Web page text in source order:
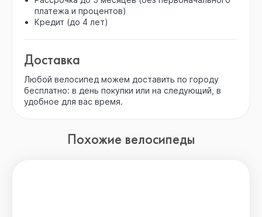
платежа и процентов)
Кредит (до 4 лет)
Доставка
Любой велосипед можем доставить по городу
бесплатно: в день покупки или на следующий, в
удобное для вас время.
Похожие велосипеды